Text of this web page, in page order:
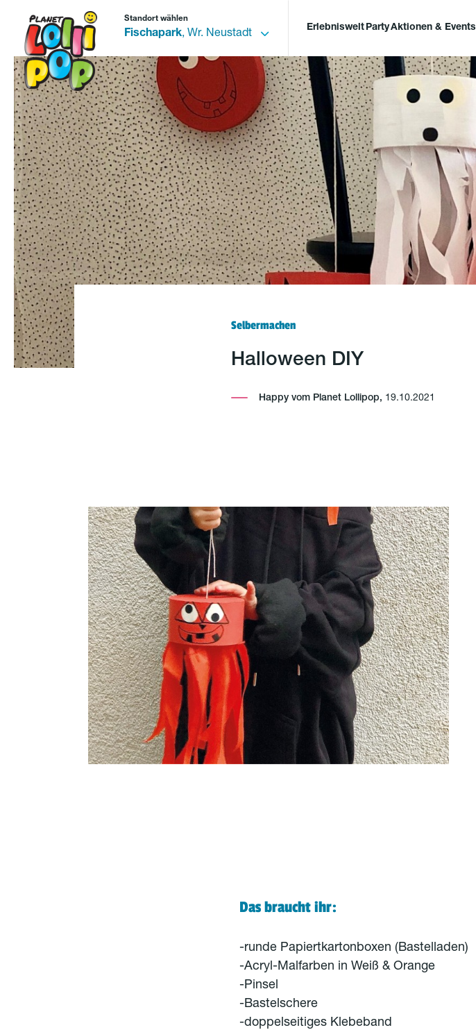
Standort wählen
Fischapark, Wr. Neustadt
Erlebniswelt PartyAktionen & Events
Selbermachen
Halloween DIY
Happy vom Planet Lollipop, 19.10.2021
Das braucht ihr:
-runde Papiertkartonboxen (Bastelladen)
-Acryl-Malfarben in Weiß & Orange
-Pinsel
-Bastelschere
-doppelseitiges Klebeband